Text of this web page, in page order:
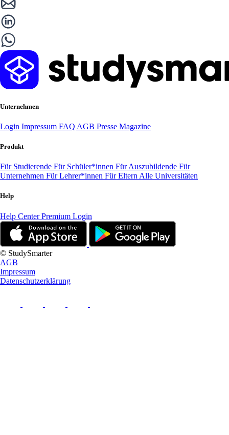
Unternehmen
Login Impressum FAQ AGB Presse Magazine
Produkt
Für Studierende Für Schüler*innen Für Auszubildende Für
Unternehmen Für Lehrer*innen Für Eltern Alle Universitäten
Help
Help CenterPremium Login
© StudySmarter
AGB
Impressum
Datenschutzerklärung